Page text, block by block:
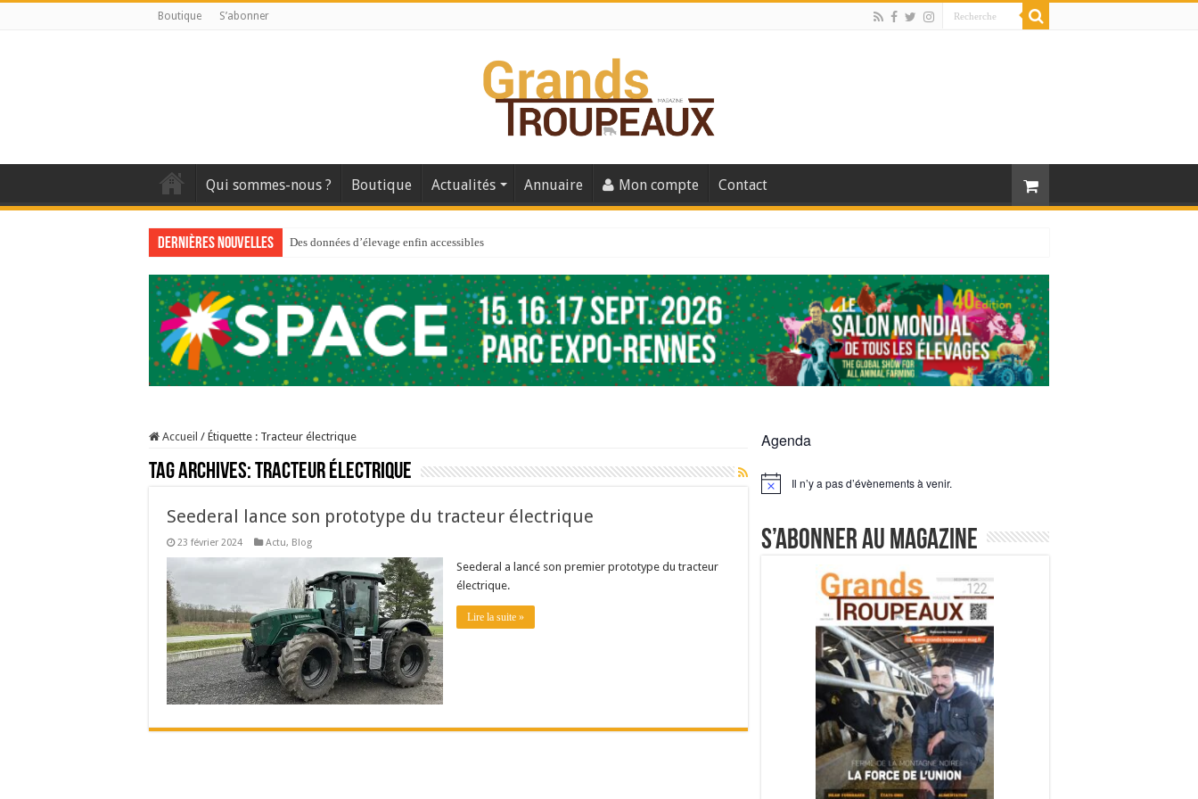
Boutique S’abonner
Qui sommes-nous ? Boutique Actualités Annuaire Mon compte Contact
Dernières nouvelles Des données d’élevage enfin accessibles
Au sommaire du premier numéro de 2025
Au sommaire de GTM 110
Aidez-nous à améliorer la santé de vos veaux !
Au sommaire de GTM 91
À l’est, un nouveau virus
Un été fructueux pour Lactalis
Accueil / Étiquette : Tracteur électrique
Tag Archives:Tracteur électrique
Seederal lance son prototype du tracteur électrique
23 février 2024 Actu, Blog
Seederal a lancé son premier prototype du tracteur
électrique.
Lire la suite »
Agenda
Notice Il n’y a pas d’évènements à venir.
S’abonner au magazine